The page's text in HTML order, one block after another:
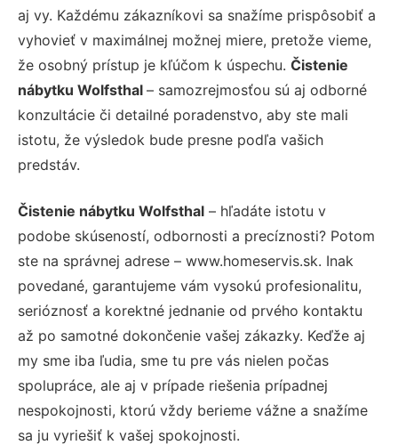
aj vy. Každému zákazníkovi sa snažíme prispôsobiť a
vyhovieť v maximálnej možnej miere, pretože vieme,
že osobný prístup je kľúčom k úspechu. Čistenie
nábytku Wolfsthal – samozrejmosťou sú aj odborné
konzultácie či detailné poradenstvo, aby ste mali
istotu, že výsledok bude presne podľa vašich
predstáv.
Čistenie nábytku Wolfsthal – hľadáte istotu v
podobe skúseností, odbornosti a precíznosti? Potom
ste na správnej adrese – www.homeservis.sk. Inak
povedané, garantujeme vám vysokú profesionalitu,
serióznosť a korektné jednanie od prvého kontaktu
až po samotné dokončenie vašej zákazky. Keďže aj
my sme iba ľudia, sme tu pre vás nielen počas
spolupráce, ale aj v prípade riešenia prípadnej
nespokojnosti, ktorú vždy berieme vážne a snažíme
sa ju vyriešiť k vašej spokojnosti.